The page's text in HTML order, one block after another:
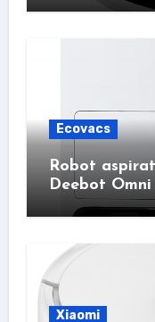
Ecovacs
Robot
Deebot
Xiaomi